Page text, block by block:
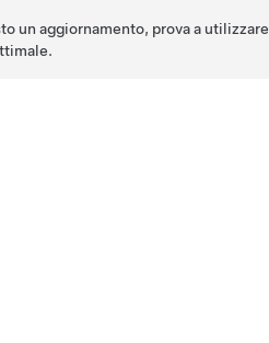
un aggiornamento, prova a utilizzare